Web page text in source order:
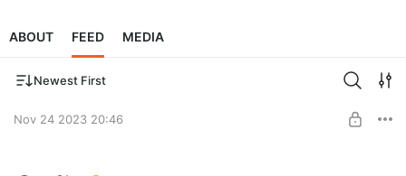
ABOUT FEED MEDIA
Newest First
Nov 24 2023 20:46